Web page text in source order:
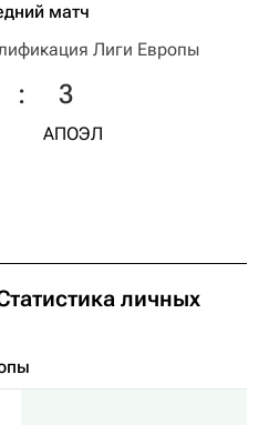
матч
Лиги Европы
: 3
АПОЭЛ
личных